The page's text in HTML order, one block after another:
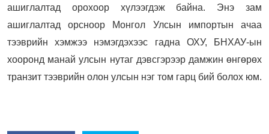
ашиглалтад орохоор хүлээгдэж байна. Энэ зам
ашиглалтад орсноор Монгол Улсын импортын ачаа
тээврийн хэмжээ нэмэгдэхээс гадна ОХУ, БНХАУ-ын
хооронд манай улсын нутаг дэвсгэрээр дамжин өнгөрөх
транзит тээврийн олон улсын нэг том гарц бий болох юм.